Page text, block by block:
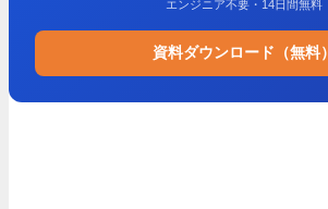
エンジニア不要・14日間無料
資料ダウンロード（無料）